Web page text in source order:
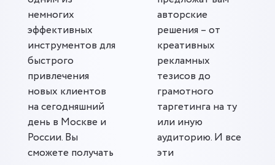
немногих
эффективных
инструментов для
быстрого
привлечения
новых клиентов
на сегодняшний
день в Москве и
России. Вы
сможете получать
авторские
решения – от
креативных
рекламных
тезисов до
грамотного
таргетинга на ту
или иную
аудиторию. И все
эти